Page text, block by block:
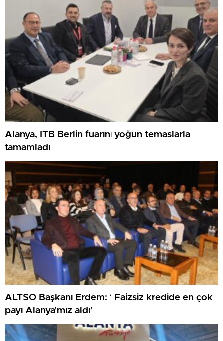
Alanya, ITB Berlin fuarını yoğun temaslarla
tamamladı
ALTSO Başkanı Erdem: ‘ Faizsiz kredide en çok
payı Alanya’mız aldı’